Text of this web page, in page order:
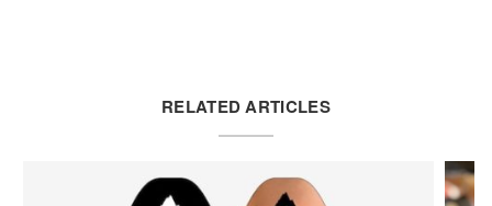
RELATED ARTICLES